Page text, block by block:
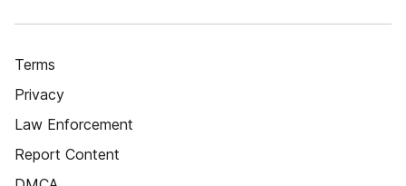
Terms
Privacy
Law Enforcement
Report Content